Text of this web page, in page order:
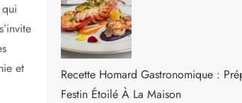
et
Recette Homard Gastronomique :
Festin Étoilé À La Maison